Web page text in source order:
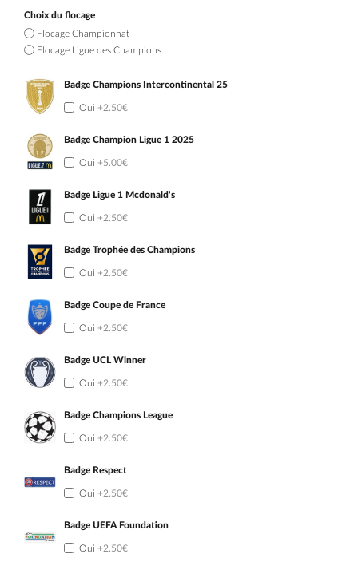
Choix du flocage
Flocage Championnat
Flocage Ligue des Champions
Badge Champions Intercontinental 25
Oui +2.50€
Badge Champion Ligue 1 2025
Oui +5.00€
Badge Ligue 1 Mcdonald's
Oui +2.50€
Badge Trophée des Champions
Oui +2.50€
Badge Coupe de France
Oui +2.50€
Badge UCL Winner
Oui +2.50€
Badge Champions League
Oui +2.50€
Badge Respect
Oui +2.50€
Badge UEFA Foundation
Oui +2.50€